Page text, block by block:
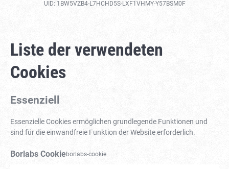
UID: 1BW5VZB4-L7HCHD5S-LXF1VHMY-Y57BSM0F
Liste der verwendeten
Cookies
Essenziell
Essenzielle Cookies ermöglichen grundlegende Funktionen und
sind für die einwandfreie Funktion der Website erforderlich.
Borlabs Cookieborlabs-cookie